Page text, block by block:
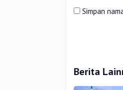
Simpan
Berita